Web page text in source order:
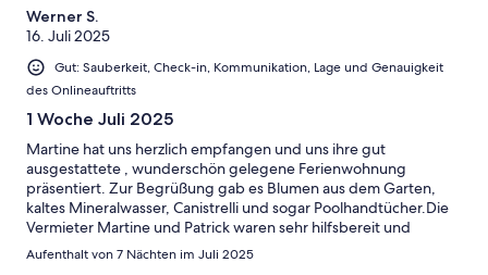
Werner S.
16. Juli 2025
Gut: Sauberkeit, Check-in, Kommunikation, Lage und Genauigkeit
des Onlineauftritts
1 Woche Juli 2025
Martine hat uns herzlich empfangen und uns ihre gut
ausgestattete , wunderschön gelegene Ferienwohnung
präsentiert. Zur Begrüßung gab es Blumen aus dem Garten,
kaltes Mineralwasser, Canistrelli und sogar Poolhandtücher.Die
Vermieter Martine und Patrick waren sehr hilfsbereit und
jederzeit ansprechbar.Den herrlichen Pool konnten wir alleine
Aufenthalt von 7 Nächten im Juli 2025